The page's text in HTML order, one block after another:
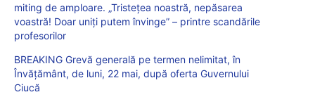
miting de amploare. „Tristețea noastră, nepăsarea
voastră! Doar uniți putem învinge” – printre scandările
profesorilor
BREAKING Grevă generală pe termen nelimitat, în
Învățământ, de luni, 22 mai, după oferta Guvernului
Ciucă